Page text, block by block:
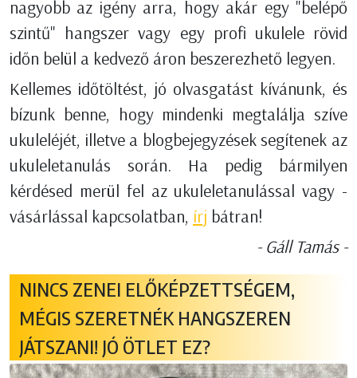
nagyobb az igény arra, hogy akár egy "belépő
szintű" hangszer vagy egy profi ukulele rövid
időn belül a kedvező áron beszerezhető legyen.
Kellemes időtöltést, jó olvasgatást kívánunk, és
bízunk benne, hogy mindenki megtalálja szíve
ukuleléjét, illetve a blogbejegyzések segítenek az
ukuleletanulás során. Ha pedig bármilyen
kérdésed merül fel az ukuleletanulással vagy -
vásárlással kapcsolatban, írj bátran!
- Gáll Tamás -
NINCS ZENEI ELŐKÉPZETTSÉGEM,
MÉGIS SZERETNÉK HANGSZEREN
JÁTSZANI! JÓ ÖTLET EZ?